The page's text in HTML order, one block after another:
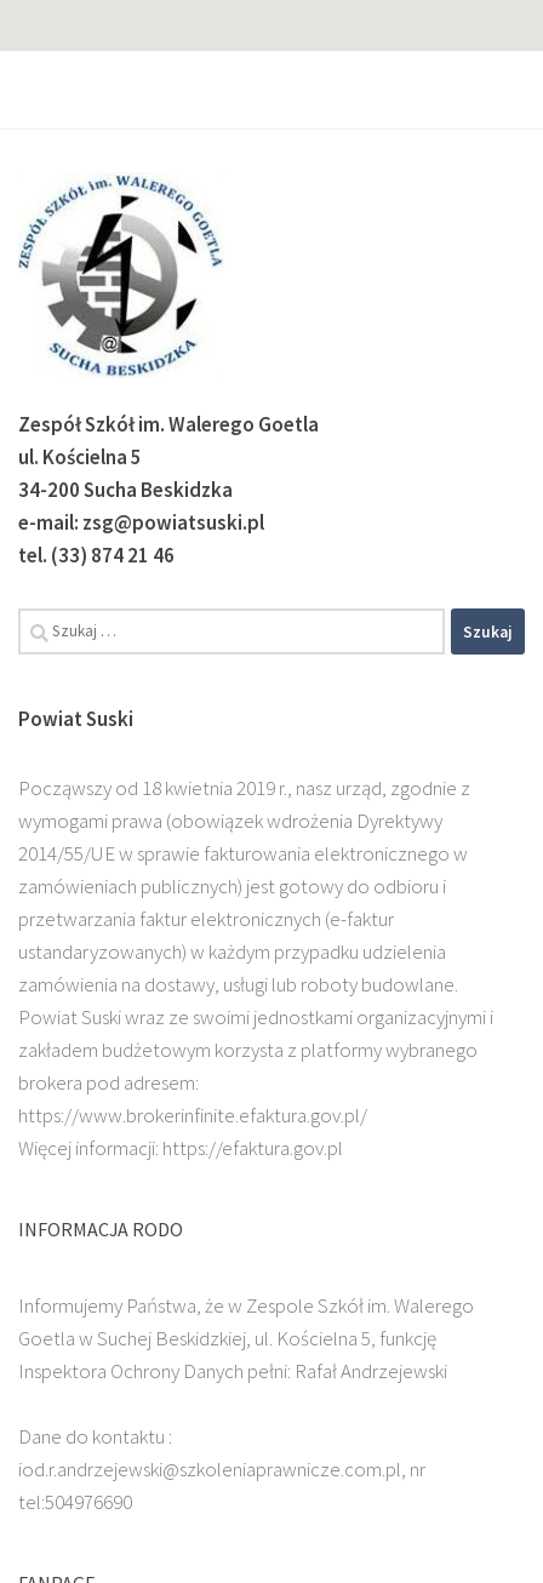
Zespół Szkół im. Walerego Goetla
ul. Kościelna 5
34-200 Sucha Beskidzka
e-mail: zsg@powiatsuski.pl
tel. (33) 874 21 46
Szukaj:
Powiat Suski
Począwszy od 18 kwietnia 2019 r., nasz urząd, zgodnie z
wymogami prawa (obowiązek wdrożenia Dyrektywy
2014/55/UE w sprawie fakturowania elektronicznego w
zamówieniach publicznych) jest gotowy do odbioru i
przetwarzania faktur elektronicznych (e-faktur
ustandaryzowanych) w każdym przypadku udzielenia
zamówienia na dostawy, usługi lub roboty budowlane.
Powiat Suski wraz ze swoimi jednostkami organizacyjnymi i
zakładem budżetowym korzysta z platformy wybranego
brokera pod adresem:
https://www.brokerinfinite.efaktura.gov.pl/
Więcej informacji: https://efaktura.gov.pl
INFORMACJA RODO
Informujemy Państwa, że w Zespole Szkół im. Walerego
Goetla w Suchej Beskidzkiej, ul. Kościelna 5, funkcję
Inspektora Ochrony Danych pełni: Rafał Andrzejewski
Dane do kontaktu :
iod.r.andrzejewski@szkoleniaprawnicze.com.pl, nr
tel:504976690